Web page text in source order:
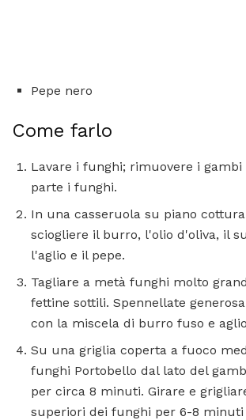
Pepe nero
Come farlo
Lavare i funghi; rimuovere i gambi
parte i funghi.
In una casseruola su piano
sciogliere il burro, l'olio d'oliva, il
l'aglio e il pepe.
Tagliare a metà funghi molto
fettine sottili. Spennellate
con la miscela di burro fuso e
Su una griglia coperta a fuoco
funghi Portobello dal lato del
per circa 8 minuti. Girare e
superiori dei funghi per 6-8